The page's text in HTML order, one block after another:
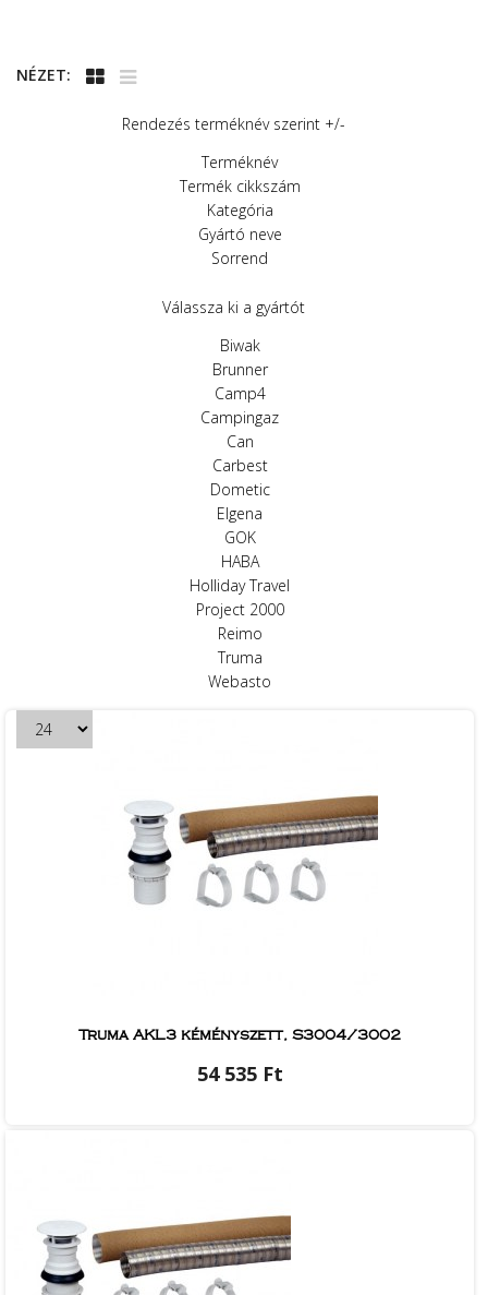
NÉZET:
Rendezés terméknév szerint +/-
Terméknév
Termék cikkszám
Kategória
Gyártó neve
Sorrend
Válassza ki a gyártót
Biwak
Brunner
Camp4
Campingaz
Can
Carbest
Dometic
Elgena
GOK
HABA
Holliday Travel
Project 2000
Reimo
Truma
Webasto
Truma AKL3 kéményszett, S3004/3002
54 535 Ft